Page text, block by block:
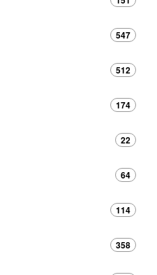
547
512
174
22
64
114
358